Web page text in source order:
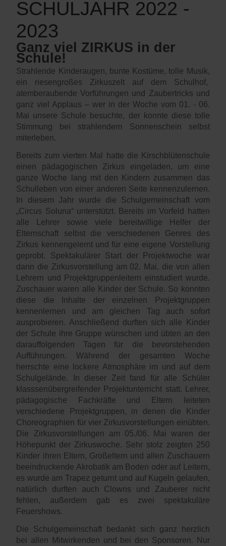
SCHULJAHR 2022 -
2023
Ganz viel ZIRKUS in der
Schule!
Strahlende Kinderaugen, bunte Kostüme, tolle Musik,
ein riesengroßes Zirkuszelt auf dem Schulhof,
atemberaubende Vorführungen und Zaubertricks und
ganz viel Applaus – wer in der Woche vom 01. - 06.
Mai unsere Schule besuchte, der konnte diese tolle
Stimmung bei strahlendem Sonnenschein selbst
miterleben.
Bereits zum vierten Mal hatte die Kirschblütenschule
einen pädagogischen Zirkus eingeladen, um eine
ganze Woche lang mit den Kindern zusammen das
Schulleben von einer anderen Seite kennenzulernen.
In diesem Jahr wurde die Schulgemeinschaft vom
„Circus Soluna“ unterstützt. Bereits im Vorfeld hatten
alle Lehrer sowie viele bereitwillige Helfer der
Elternschaft selbst die verschiedenen Genres des
Zirkus kennengelernt und für eine eigene Vorstellung
geprobt. Spektakulärer Start der Projektwoche war
dann die Zirkusvorstellung am 02. Mai, die von allen
Lehrern und Projektgruppenleitern einstudiert wurde.
Zuschauer waren alle Kinder der Schule. So konnten
diese die Inhalte der einzelnen Projektgruppen
kennenlernen und am gleichen Tag auch sofort
ausprobieren. Anschließend durften sich alle Kinder
der Schule ihre Gruppe wünschen und übten an den
darauffolgenden Tagen für die bevorstehenden
Aufführungen. Während der gesamten Woche
herrschte eine lockere Atmosphäre im und auf dem
Schulgelände. In dieser Zeit fand für alle Schüler
klasssenübergreifender Projektunterricht statt. Lehrer,
pädagogische Fachkräfte und Eltern leiteten
verschiedene Projektgruppen, in denen die Kinder
Choreographien für vier Zirkusvorstellungen einübten.
Die Zirkusvorstellungen am 05./06. Mai waren der
Höhepunkt der Zirkuswoche. Sehr stolz zeigten 250
Kinder ihren Eltern, Großeltern und allen Zuschauern
beeindruckende Akrobatik am Boden oder auf Leitern,
es wurde am Trapez geturnt und auf Kugeln gelaufen,
natürlich durften auch Clowns und Zauberer nicht
fehlen, außerdem gab es zwei spektakuläre
Feuershows.
Die Schulgemeinschaft bedankt sich ganz herzlich
bei allen Mitwirkenden und bei den Sponsoren. Nur